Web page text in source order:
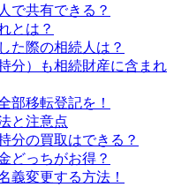
で共有できる？
とは？
た際の相続人は？
分）も相続財産に含まれ
部移転登記を！
と注意点
分の買取はできる？
どっちがお得？
義変更する方法！